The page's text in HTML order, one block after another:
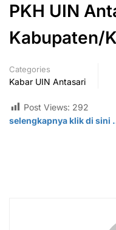
PKH UIN
Kabupaten/
Categories
Kabar UIN Antasari
Post Views: 292
selengkapnya klik di sini